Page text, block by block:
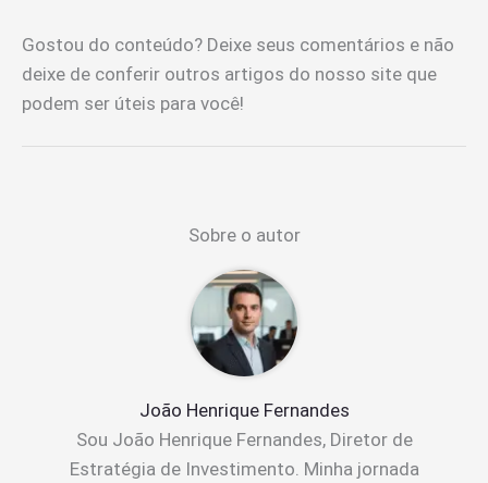
Gostou do conteúdo? Deixe seus comentários e não
deixe de conferir outros artigos do nosso site que
podem ser úteis para você!
Sobre o autor
João Henrique Fernandes
Sou João Henrique Fernandes, Diretor de
Estratégia de Investimento. Minha jornada